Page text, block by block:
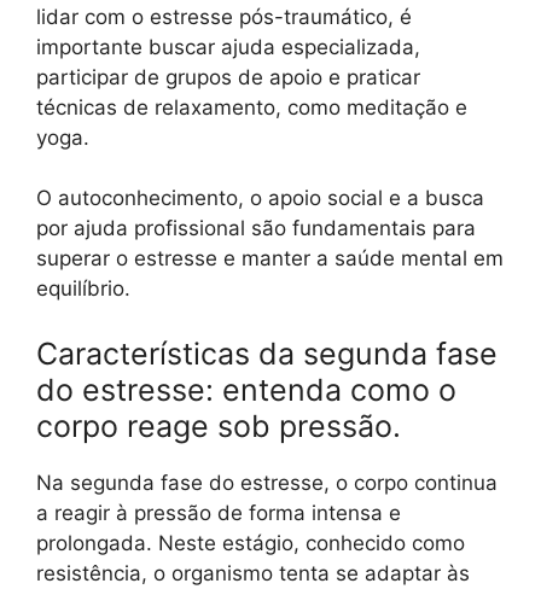
lidar com o estresse pós-traumático, é
importante buscar ajuda especializada,
participar de grupos de apoio e praticar
técnicas de relaxamento, como meditação e
yoga.
O autoconhecimento, o apoio social e a busca
por ajuda profissional são fundamentais para
superar o estresse e manter a saúde mental em
equilíbrio.
Características da segunda fase
do estresse: entenda como o
corpo reage sob pressão.
Na segunda fase do estresse, o corpo continua
a reagir à pressão de forma intensa e
prolongada. Neste estágio, conhecido como
resistência, o organismo tenta se adaptar às